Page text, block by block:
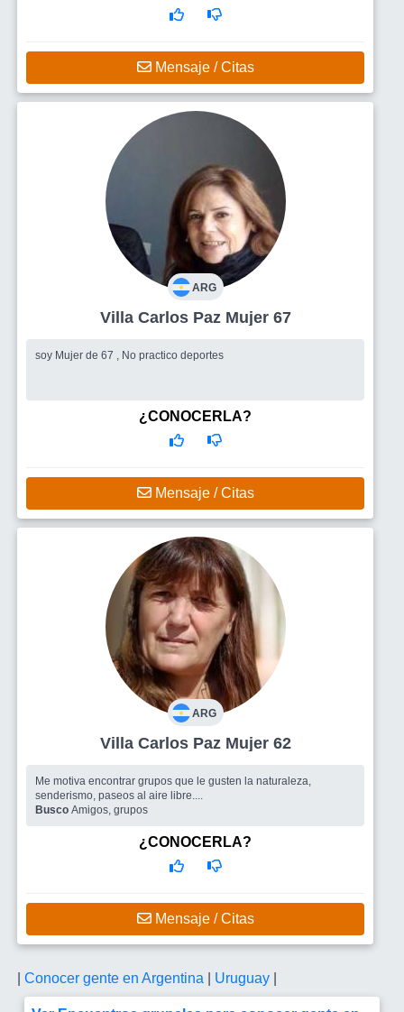
Mensaje / Citas
ARG
Villa Carlos Paz Mujer 67
soy Mujer de 67 , No practico deportes
¿CONOCERLA?
Mensaje / Citas
ARG
Villa Carlos Paz Mujer 62
Me motiva encontrar grupos que le gusten la naturaleza,
senderismo, paseos al aire libre....
Busco Amigos, grupos
¿CONOCERLA?
Mensaje / Citas
Conocer gente en Argentina Uruguay